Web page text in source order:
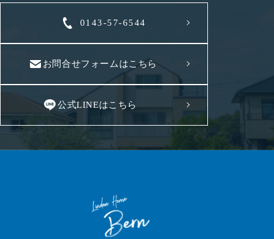
0143-57-6544
お問合せフォームはこちら
公式LINEはこちら